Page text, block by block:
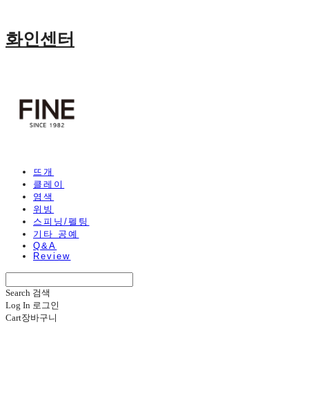
화인센터
뜨개
클레이
염색
위빙
스피닝/펠팅
기타 공예
Q&A
Review
Search 검색
Log In 로그인
Cart장바구니